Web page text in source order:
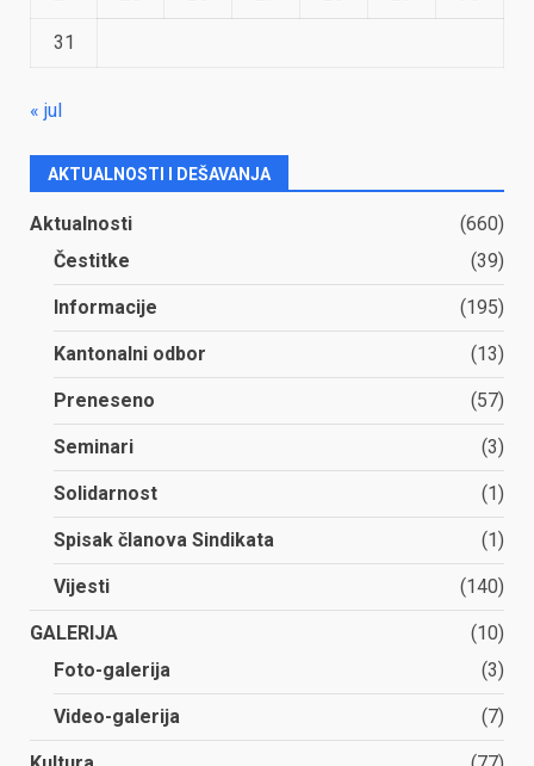
31
« jul
AKTUALNOSTI I DEŠAVANJA
Aktualnosti
(660)
Čestitke
(39)
Informacije (195)
Kantonalni odbor (13)
Preneseno (57)
Seminari (3)
Solidarnost (1)
Spisak članova Sindikata (1)
Vijesti (140)
GALERIJA
(10)
Foto-galerija
(3)
Video-galerija (7)